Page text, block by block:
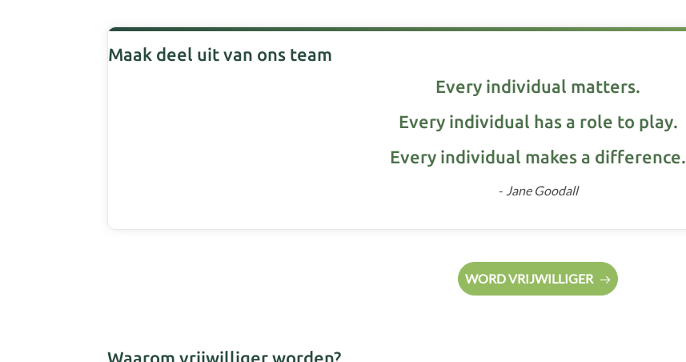
Maak deel uit van ons team
Every individual matters.
Every individual has a role to play.
Every individual makes a difference.
- Jane Goodall
WORD VRIJWILLIGER
Waarom vrijwilliger worden?